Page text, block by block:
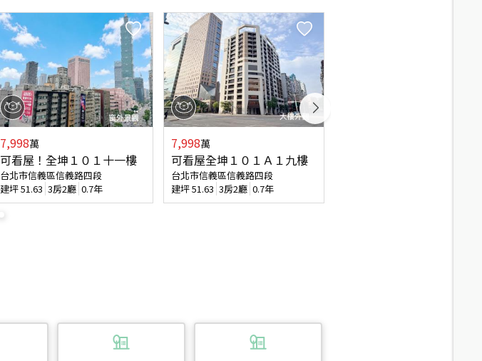
7,998萬
可看屋！全坤１０１十一樓
台北市信義區信義路四段
建坪51.63 3房2廳 0.7年
7,998萬
可看屋全坤１０１Ａ１九樓
台北市信義區信義路四段
建坪51.63 3房2廳 0.7年